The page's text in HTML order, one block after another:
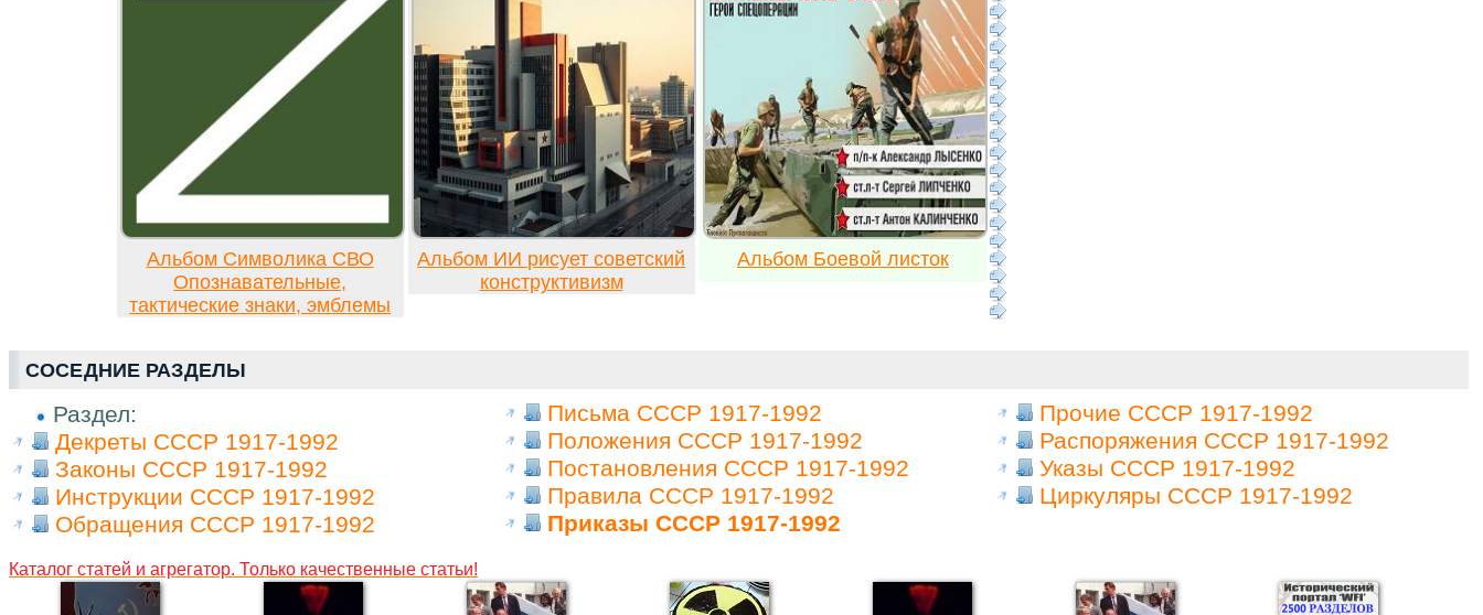
Альбом Символика СВО
Опознавательные,
тактические знаки, эмблемы
Альбом ИИ рисует советский
конструктивизм
Альбом Боевой листок
СОСЕДНИЕ РАЗДЕЛЫ
Раздел:
Декреты СССР 1917-1992
Законы СССР 1917-1992
Инструкции СССР 1917-1992
Обращения СССР 1917-1992
Письма СССР 1917-1992
Положения СССР 1917-1992
Постановления СССР 1917-1992
Правила СССР 1917-1992
Приказы СССР 1917-1992
Прочие СССР 1917-1992
Распоряжения СССР 1917-1992
Указы СССР 1917-1992
Циркуляры СССР 1917-1992
Каталог статей и агрегатор. Только качественные статьи!